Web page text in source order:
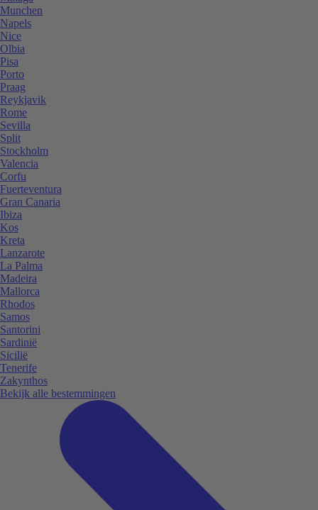
Munchen
Napels
Nice
Olbia
Pisa
Porto
Praag
Reykjavik
Rome
Sevilla
Split
Stockholm
Valencia
Corfu
Fuerteventura
Gran Canaria
Ibiza
Kos
Kreta
Lanzarote
La Palma
Madeira
Mallorca
Rhodos
Samos
Santorini
Sardinië
Sicilië
Tenerife
Zakynthos
Bekijk alle bestemmingen